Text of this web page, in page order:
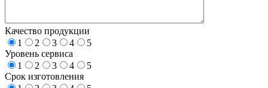
Качество продукции
1
2 3 4
5
Уровень сервиса
1
2 3 4
5
Срок изготовления